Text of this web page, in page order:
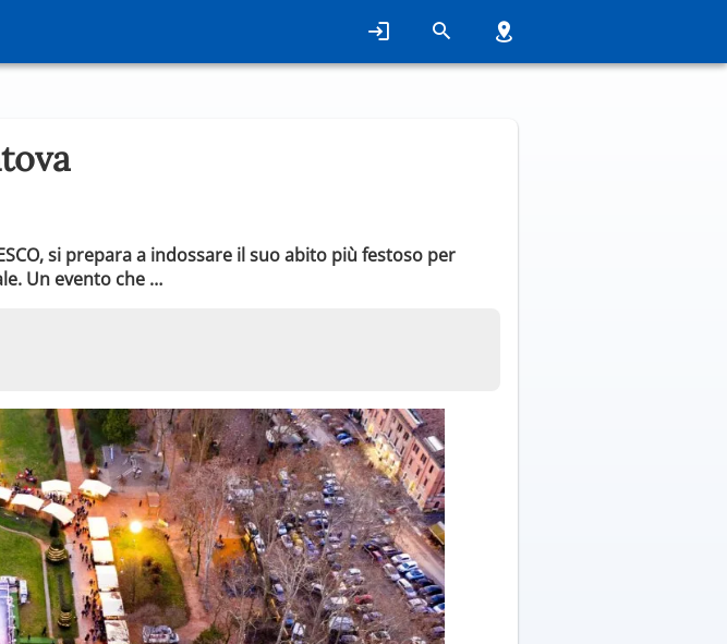
si prepara a indossare il suo abito più festoso per
Un evento che …